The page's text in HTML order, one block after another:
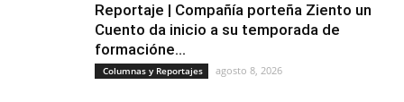
Reportaje | Compañía porteña Ziento un
Cuento da inicio a su temporada de
formacióne...
Columnas y Reportajes agosto 8, 2026